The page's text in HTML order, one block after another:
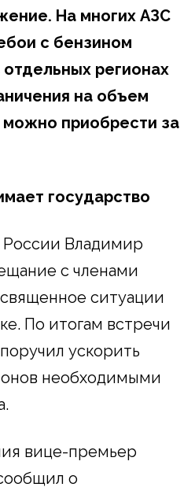
На многих АЗС
с бензином
регионах
на объем
можно приобрести за
государство
Владимир
с членами
ситуации
По итогам встречи
ускорить
необходимыми
вице-премьер
о